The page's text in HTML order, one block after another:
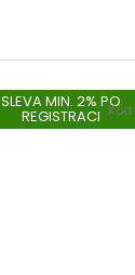
SLEVA MIN. 2% PO
REGISTRACI Kód: